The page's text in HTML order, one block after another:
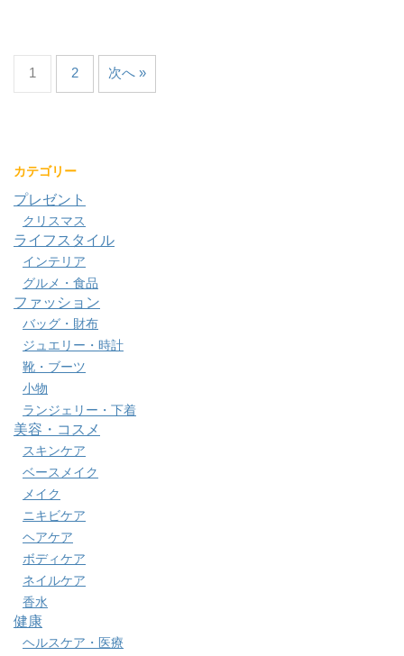
1 2 次へ »
カテゴリー
プレゼント
クリスマス
ライフスタイル
インテリア
グルメ・食品
ファッション
バッグ・財布
ジュエリー・時計
靴・ブーツ
小物
ランジェリー・下着
美容・コスメ
スキンケア
ベースメイク
メイク
ニキビケア
ヘアケア
ボディケア
ネイルケア
香水
健康
ヘルスケア・医療